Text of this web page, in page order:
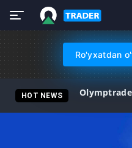
Ro'yxatdan
HOT NEWS